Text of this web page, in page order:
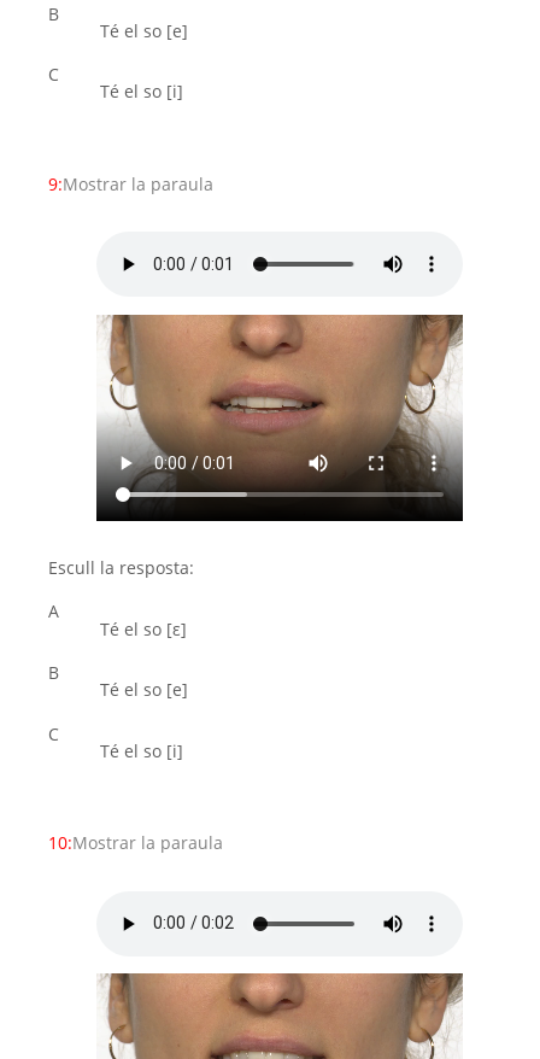
B
Té el so [e]
C
Té el so [i]
9:Mostrar la paraula
Escull la resposta:
A
Té el so [ε]
B
Té el so [e]
C
Té el so [i]
10:Mostrar la paraula